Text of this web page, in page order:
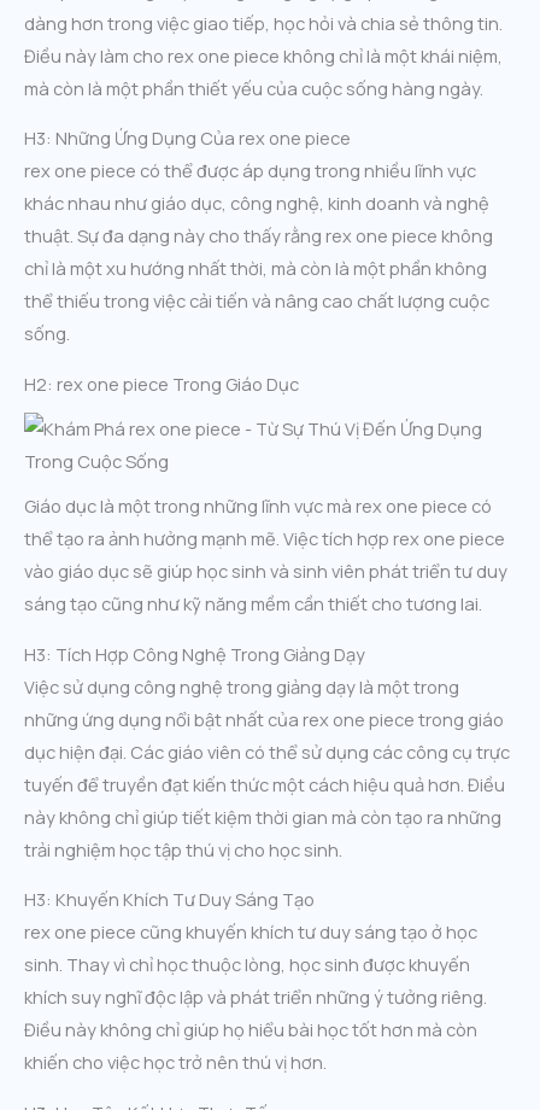
dàng hơn trong việc giao tiếp, học hỏi và chia sẻ thông tin.
Điều này làm cho rex one piece không chỉ là một khái niệm,
mà còn là một phần thiết yếu của cuộc sống hàng ngày.
H3: Những Ứng Dụng Của rex one piece
rex one piece có thể được áp dụng trong nhiều lĩnh vực
khác nhau như giáo dục, công nghệ, kinh doanh và nghệ
thuật. Sự đa dạng này cho thấy rằng rex one piece không
chỉ là một xu hướng nhất thời, mà còn là một phần không
thể thiếu trong việc cải tiến và nâng cao chất lượng cuộc
sống.
H2: rex one piece Trong Giáo Dục
Giáo dục là một trong những lĩnh vực mà rex one piece có
thể tạo ra ảnh hưởng mạnh mẽ. Việc tích hợp rex one piece
vào giáo dục sẽ giúp học sinh và sinh viên phát triển tư duy
sáng tạo cũng như kỹ năng mềm cần thiết cho tương lai.
H3: Tích Hợp Công Nghệ Trong Giảng Dạy
Việc sử dụng công nghệ trong giảng dạy là một trong
những ứng dụng nổi bật nhất của rex one piece trong giáo
dục hiện đại. Các giáo viên có thể sử dụng các công cụ trực
tuyến để truyền đạt kiến thức một cách hiệu quả hơn. Điều
này không chỉ giúp tiết kiệm thời gian mà còn tạo ra những
trải nghiệm học tập thú vị cho học sinh.
H3: Khuyến Khích Tư Duy Sáng Tạo
rex one piece cũng khuyến khích tư duy sáng tạo ở học
sinh. Thay vì chỉ học thuộc lòng, học sinh được khuyến
khích suy nghĩ độc lập và phát triển những ý tưởng riêng.
Điều này không chỉ giúp họ hiểu bài học tốt hơn mà còn
khiến cho việc học trở nên thú vị hơn.